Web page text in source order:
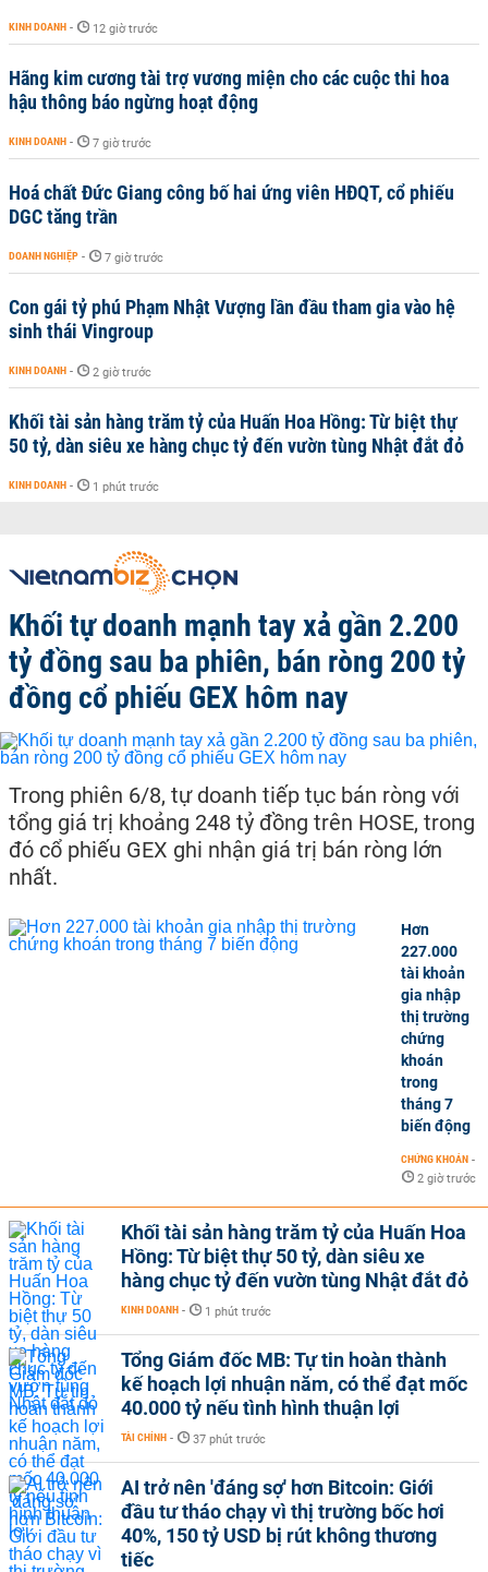
KINH DOANH - 12 giờ trước
Hãng kim cương tài trợ vương miện cho các cuộc thi hoa
hậu thông báo ngừng hoạt động
KINH DOANH - 7 giờ trước
Hoá chất Đức Giang công bố hai ứng viên HĐQT, cổ phiếu
DGC tăng trần
DOANH NGHIỆP - 7 giờ trước
Con gái tỷ phú Phạm Nhật Vượng lần đầu tham gia vào hệ
sinh thái Vingroup
KINH DOANH - 2 giờ trước
Khối tài sản hàng trăm tỷ của Huấn Hoa Hồng: Từ biệt thự
50 tỷ, dàn siêu xe hàng chục tỷ đến vườn tùng Nhật đắt đỏ
KINH DOANH - 1 phút trước
Khối tự doanh mạnh tay xả gần 2.200
tỷ đồng sau ba phiên, bán ròng 200 tỷ
đồng cổ phiếu GEX hôm nay
Trong phiên 6/8, tự doanh tiếp tục bán ròng với
tổng giá trị khoảng 248 tỷ đồng trên HOSE, trong
đó cổ phiếu GEX ghi nhận giá trị bán ròng lớn
nhất.
Hơn
227.000
tài khoản
gia nhập
thị trường
chứng
khoán
trong
tháng 7
biến động
CHỨNG KHOÁN -
2 giờ trước
Khối tài sản hàng trăm tỷ của Huấn Hoa
Hồng: Từ biệt thự 50 tỷ, dàn siêu xe
hàng chục tỷ đến vườn tùng Nhật đắt đỏ
KINH DOANH - 1 phút trước
Tổng Giám đốc MB: Tự tin hoàn thành
kế hoạch lợi nhuận năm, có thể đạt mốc
40.000 tỷ nếu tình hình thuận lợi
TÀI CHÍNH - 37 phút trước
AI trở nên 'đáng sợ' hơn Bitcoin: Giới
đầu tư tháo chạy vì thị trường bốc hơi
40%, 150 tỷ USD bị rút không thương
tiếc